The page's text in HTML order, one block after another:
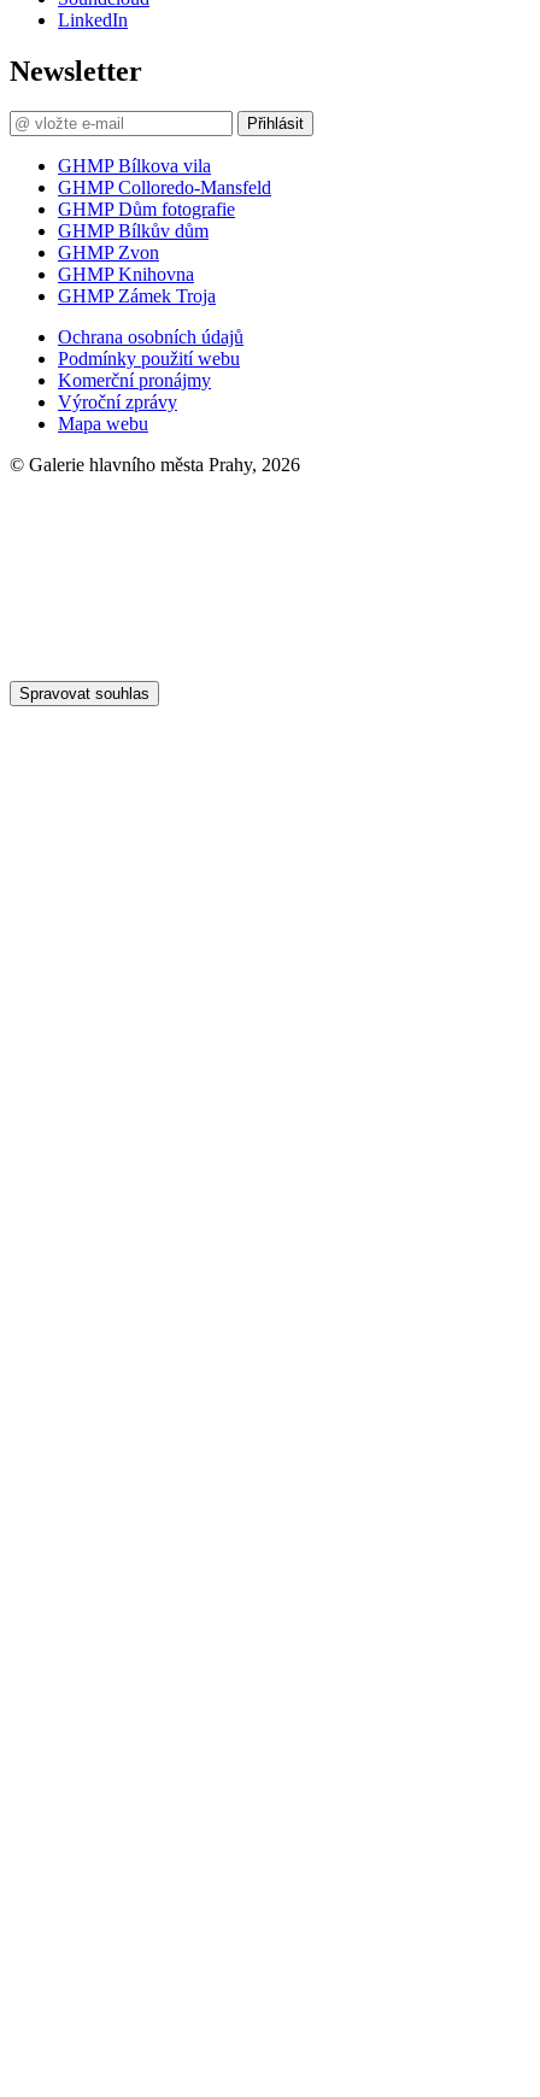
LinkedIn
Newsletter
Přihlásit
GHMP Bílkova vila
GHMP Colloredo-Mansfeld
GHMP Dům fotografie
GHMP Bílkův dům
GHMP Zvon
GHMP Knihovna
GHMP Zámek Troja
Ochrana osobních údajů
Podmínky použití webu
Komerční pronájmy
Výroční zprávy
Mapa webu
© Galerie hlavního města Prahy, 2026
Spravovat souhlas